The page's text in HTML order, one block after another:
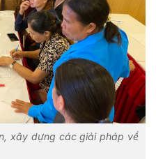
xây dựng các giải pháp về